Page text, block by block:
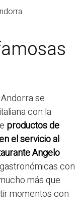
se
con la
productos de
el servicio al
Angelo
con
más que
momentos con